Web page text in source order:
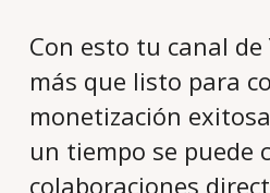
Con esto tu canal
más que listo para
monetización
un tiempo se puede
colaboraciones